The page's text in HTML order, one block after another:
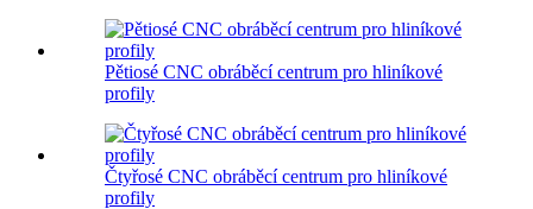
Pětiosé CNC obráběcí centrum pro hliníkové
profily
Čtyřosé CNC obráběcí centrum pro hliníkové
profily